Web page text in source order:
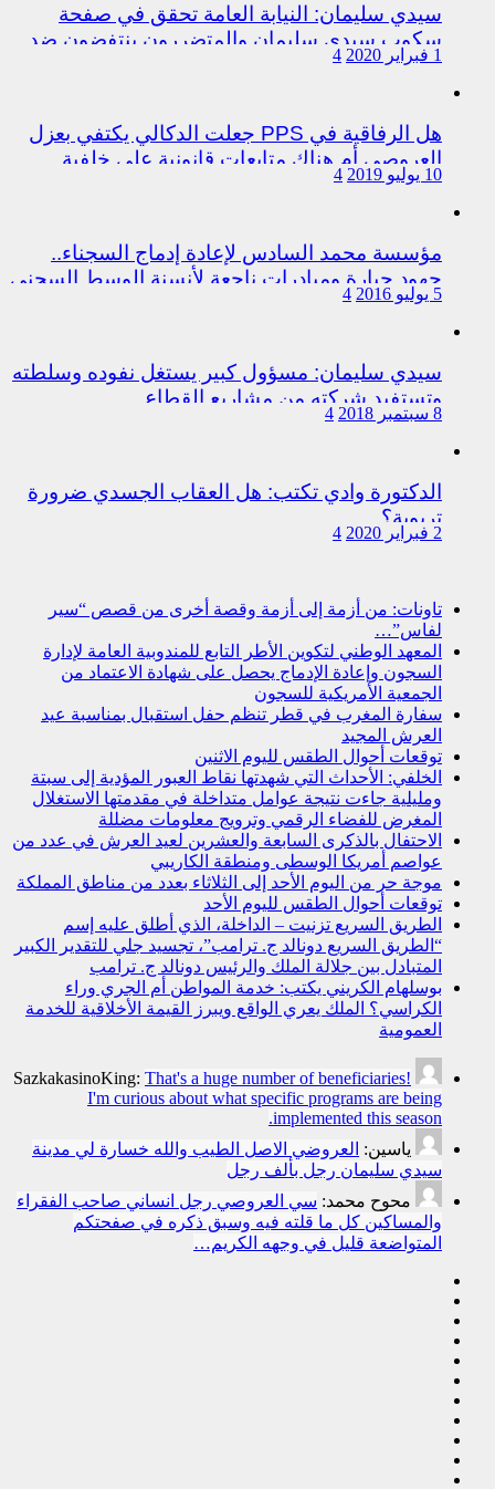
سيدي سليمان: النيابة العامة تحقق في صفحة
سكوب سيدي سليمان والمتضررون ينتفضون ضد
المتورطين من رجال الشرطة
1 فبراير 2020 4
هل الرفاقية في PPS جعلت الدكالي يكتفي بعزل
العروصي أم هناك متابعات قانونية على خلفية
اختلالات التسيير بمندوبية سيدي سليمان
10 يوليو 2019 4
مؤسسة محمد السادس لإعادة إدماج السجناء..
جهود جبارة ومبادرات ناجعة لأنسنة الوسط السجني
5 يوليو 2016 4
سيدي سليمان: مسؤول كبير يستغل نفوده وسلطته
وتستفيد شركته من مشاريع القطاع
8 سبتمبر 2018 4
الدكتورة وادي تكتب: هل العقاب الجسدي ضرورة
تربوية؟
2 فبراير 2020 4
تاونات: من أزمة إلى أزمة وقصة أخرى من قصص “سير
لفاس”…
المعهد الوطني لتكوين الأطر التابع للمندوبية العامة لإدارة
السجون وإعادة الإدماج يحصل على شهادة الاعتماد من
الجمعية الأمريكية للسجون
سفارة المغرب في قطر تنظم حفل استقبال بمناسبة عيد
العرش المجيد
توقعات أحوال الطقس لليوم الاثنين
الخلفي: الأحداث التي شهدتها نقاط العبور المؤدية إلى سبتة
ومليلية جاءت نتيجة عوامل متداخلة في مقدمتها الاستغلال
المغرض للفضاء الرقمي وترويج معلومات مضللة
الاحتفال بالذكرى السابعة والعشرين لعيد العرش في عدد من
عواصم أمريكا الوسطى ومنطقة الكاريبي
موجة حر من اليوم الأحد إلى الثلاثاء بعدد من مناطق المملكة
توقعات أحوال الطقس لليوم الأحد
الطريق السريع تزنيت – الداخلة، الذي أطلق عليه إسم
“الطريق السريع دونالد ج. ترامب”، تجسيد جلي للتقدير الكبير
المتبادل بين جلالة الملك والرئيس دونالد ج. ترامب
بوسلهام الكريني يكتب: خدمة المواطن أم الجري وراء
الكراسي؟ الملك يعري الواقع ويبرز القيمة الأخلاقية للخدمة
العمومية
SazkakasinoKing: That's a huge number of beneficiaries!
I'm curious about what specific programs are being
implemented this season.
ياسين: العروضي الاصل الطيب والله خسارة لي مدينة
سيدي سليمان رجل بألف رجل
محوح محمد: سي العروصي رجل انساني صاحب الفقراء
والمساكين كل ما قلته فيه وسبق ذكره في صفحتكم
المتواضعة قليل في وجهه الكريم…